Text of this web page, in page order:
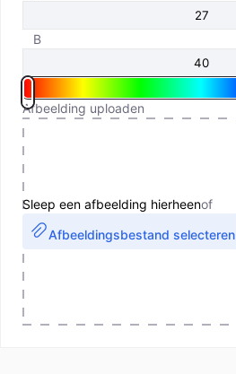
B
Afbeelding uploaden
Sleep een afbeelding hierheenof
Afbeeldingsbestand selecteren